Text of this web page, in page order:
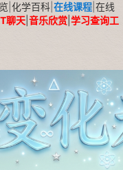
化学百科 在线课程 在线
聊天 音乐欣赏 学习查询工